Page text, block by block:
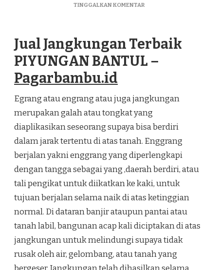
TINGGALKAN KOMENTARPADA
PIYUNGAN
BANTUL
Jual Jangkungan Terbaik
PIYUNGAN BANTUL –
Pagarbambu.id
Egrang atau engrang atau juga jangkungan
merupakan galah atau tongkat yang
diaplikasikan seseorang supaya bisa berdiri
dalam jarak tertentu di atas tanah. Enggrang
berjalan yakni enggrang yang diperlengkapi
dengan tangga sebagai yang ,daerah berdiri, atau
tali pengikat untuk diikatkan ke kaki, untuk
tujuan berjalan selama naik di atas ketinggian
normal. Di dataran banjir ataupun pantai atau
tanah labil, bangunan acap kali diciptakan di atas
jangkungan untuk melindungi supaya tidak
rusak oleh air, gelombang, atau tanah yang